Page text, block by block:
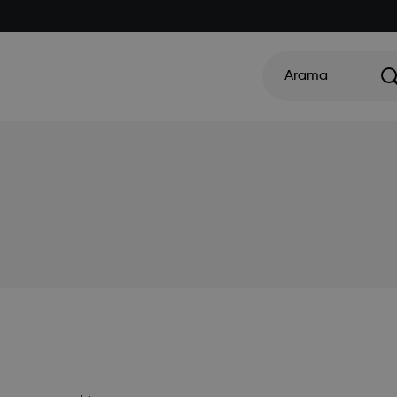
Arama